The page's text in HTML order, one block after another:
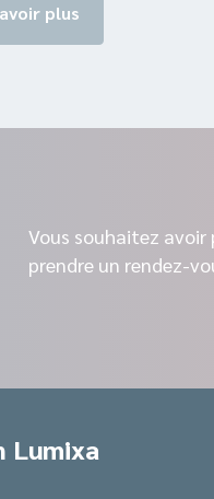
plus
Vous souhaitez avoir
prendre un rendez-
Lumixa